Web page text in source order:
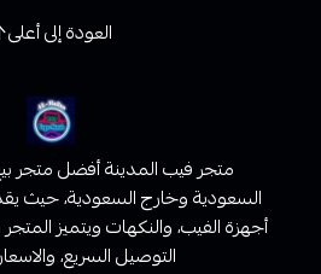
العودة إلى أعلى
متجر فيب المدينة أفضل متجر
السعودية وخارج السعودية، حيث
أجهزة الفيب، والنكهات ويتميز
التوصيل السريع،